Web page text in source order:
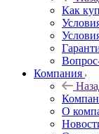
Как
Компания
О